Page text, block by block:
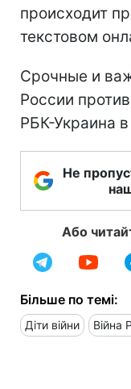
происходит
текстовом
Срочные и
России
РБК-Украина в
Не
Або
Більше по темі:
Діти війни Війна